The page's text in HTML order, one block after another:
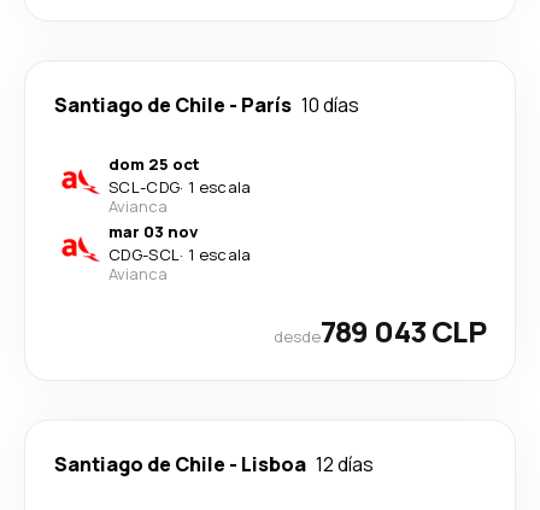
Santiago de Chile - París 10 días
dom 25 oct
SCL-CDG· 1 escala
Avianca
mar 03 nov
CDG-SCL· 1 escala
Avianca
desde789 043 CLP
Santiago de Chile - Lisboa 12 días